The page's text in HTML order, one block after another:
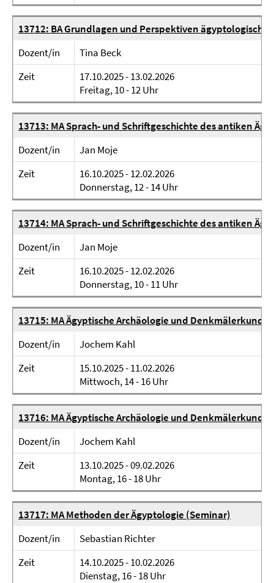
13712: BA Grundlagen und Perspektiven
Dozent/in
Tina Beck
Zeit
17.10.2025 - 13.02.2026
Freitag, 10 - 12 Uhr
13713: MA Sprach- und Schriftgeschichte des antiken
Dozent/in
Jan Moje
Zeit
16.10.2025 - 12.02.2026
Donnerstag, 12 - 14 Uhr
13714: MA Sprach- und Schriftgeschichte des antiken
Dozent/in
Jan Moje
Zeit
16.10.2025 - 12.02.2026
Donnerstag, 10 - 11 Uhr
13715: MA Ägyptische Archäologie und Denkmälerkunde
Dozent/in
Jochem Kahl
Zeit
15.10.2025 - 11.02.2026
Mittwoch, 14 - 16 Uhr
13716: MA Ägyptische Archäologie und Denkmälerkunde
Dozent/in
Jochem Kahl
Zeit
13.10.2025 - 09.02.2026
Montag, 16 - 18 Uhr
13717: MA Methoden der Ägyptologie (Seminar)
Dozent/in
Sebastian Richter
Zeit
14.10.2025 - 10.02.2026
Dienstag, 16 - 18 Uhr